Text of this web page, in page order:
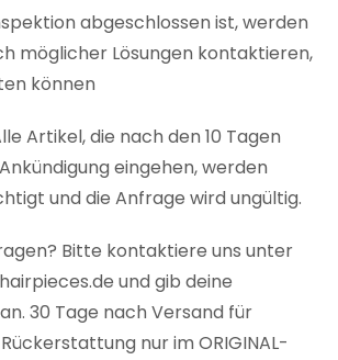
abgeschlossen ist, werden
möglicher Lösungen kontaktieren,
können
Artikel, die nach den 10 Tagen
eingehen, werden
und die Anfrage wird ungültig.
Bitte kontaktiere uns unter
und gib deine
30 Tage nach Versand für
nur im ORIGINAL-